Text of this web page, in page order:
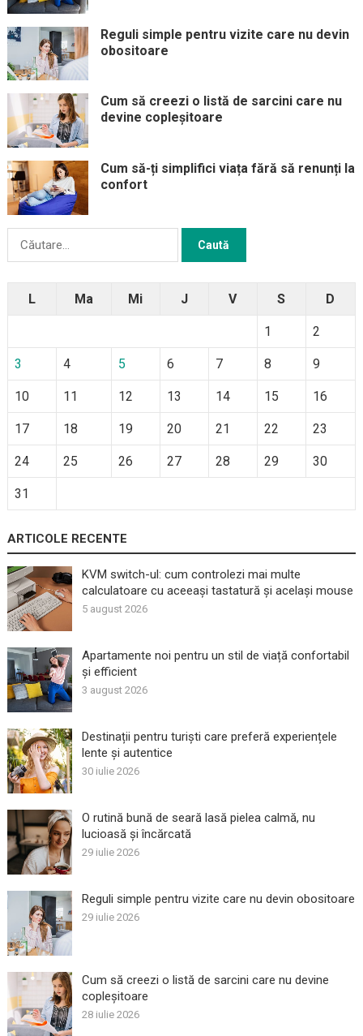
Reguli simple pentru vizite care nu devin
obositoare
Cum să creezi o listă de sarcini care nu
devine copleșitoare
Cum să-ți simplifici viața fără să renunți la
confort
L Ma Mi J V S D
1 2
3 4 5 6 7 8 9
10 11 12 13 14 15 16
17 18 19 20 21 22 23
24 25 26 27 28 29 30
31
ARTICOLE RECENTE
KVM switch-ul: cum controlezi mai multe
calculatoare cu aceeași tastatură și același mouse
5 august 2026
Apartamente noi pentru un stil de viață confortabil
și efficient
3 august 2026
Destinații pentru turiști care preferă experiențele
lente și autentice
30 iulie 2026
O rutină bună de seară lasă pielea calmă, nu
lucioasă și încărcată
29 iulie 2026
Reguli simple pentru vizite care nu devin obositoare
29 iulie 2026
Cum să creezi o listă de sarcini care nu devine
copleșitoare
28 iulie 2026